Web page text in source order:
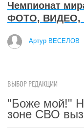
Чемпионат
ФОТО, ВИДЕО,
Артур ВЕСЕЛОВ
ВЫБОР РЕДАКЦИИ
"Боже мой!"
зоне СВО